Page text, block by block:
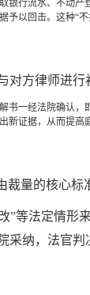
行流水、不动产
以回击。这种“
方律师进行
一经法院确认，
新证据，从而提高
量的核心
”等法定情
纳，法官